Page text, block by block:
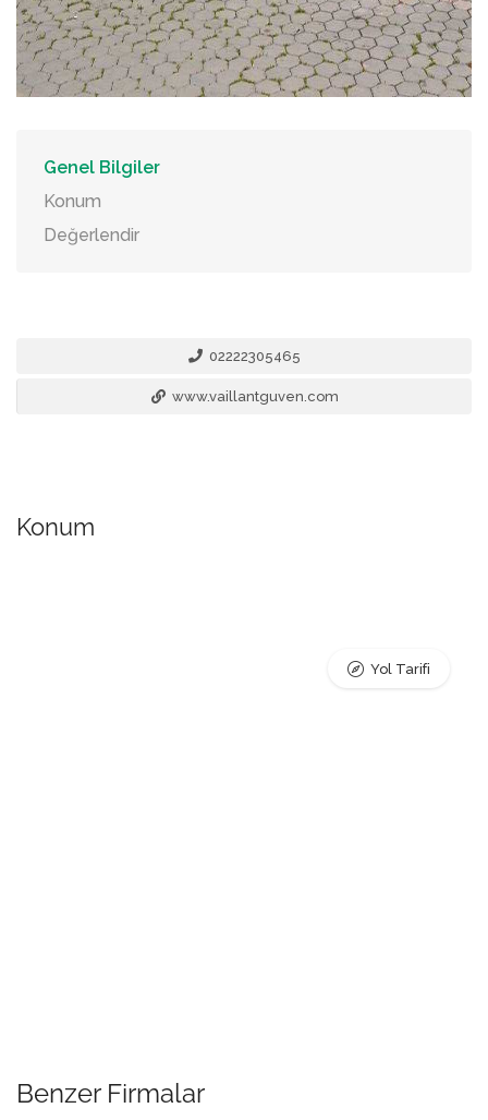
Genel Bilgiler
Konum
Değerlendir
02222305465
www.vaillantguven.com
Konum
Yol Tarifi
Benzer Firmalar